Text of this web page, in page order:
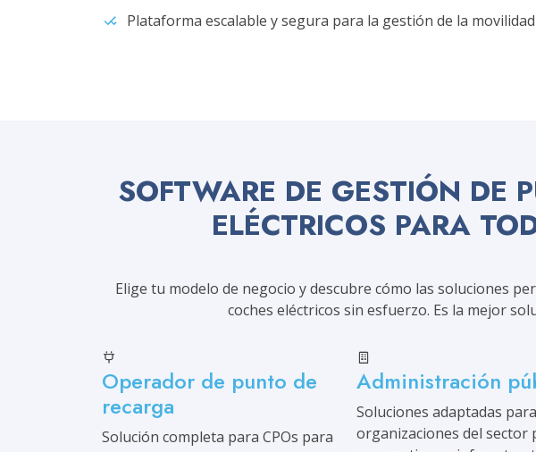
Plataforma escalable y segura para la gestión de la movilidad
SOFTWARE DE GESTIÓN DE
ELÉCTRICOS PARA
Elige tu modelo de negocio y descubre cómo las soluciones
coches eléctricos sin esfuerzo. Es la mejor
Operador de punto de
recarga
Solución completa para CPOs para
Administración
Soluciones adaptadas para
organizaciones del sector